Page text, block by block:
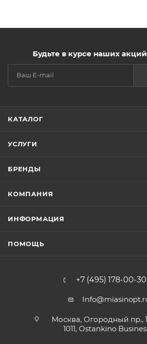
Будьте в курсе наших
КАТАЛОГ
УСЛУГИ
БРЕНДЫ
КОМПАНИЯ
ИНФОРМАЦИЯ
ПОМОЩЬ
+7 (495) 178-00-30
Москва, Огородный пр.,
1011, Ostankino